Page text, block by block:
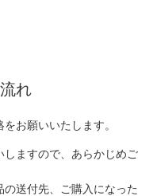
れ
お願いいたします。
ますので、あらかじめご
送付先、ご購入になった